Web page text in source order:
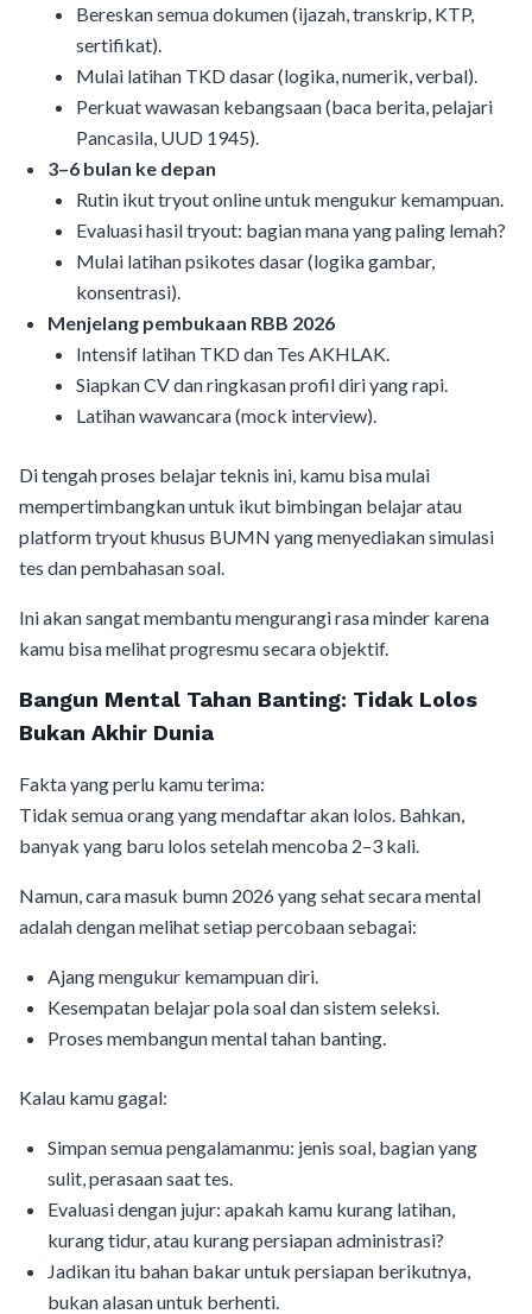
Bereskan semua dokumen (ijazah, transkrip, KTP,
sertifikat).
Mulai latihan TKD dasar (logika, numerik, verbal).
Perkuat wawasan kebangsaan (baca berita, pelajari
Pancasila, UUD 1945).
3–6 bulan ke depan
Rutin ikut tryout online untuk mengukur kemampuan.
Evaluasi hasil tryout: bagian mana yang paling lemah?
Mulai latihan psikotes dasar (logika gambar,
konsentrasi).
Menjelang pembukaan RBB 2026
Intensif latihan TKD dan Tes AKHLAK.
Siapkan CV dan ringkasan profil diri yang rapi.
Latihan wawancara (mock interview).
Di tengah proses belajar teknis ini, kamu bisa mulai
mempertimbangkan untuk ikut bimbingan belajar atau
platform tryout khusus BUMN yang menyediakan simulasi
tes dan pembahasan soal.
Ini akan sangat membantu mengurangi rasa minder karena
kamu bisa melihat progresmu secara objektif.
Bangun Mental Tahan Banting: Tidak Lolos
Bukan Akhir Dunia
Fakta yang perlu kamu terima:
Tidak semua orang yang mendaftar akan lolos. Bahkan,
banyak yang baru lolos setelah mencoba 2–3 kali.
Namun, cara masuk bumn 2026 yang sehat secara mental
adalah dengan melihat setiap percobaan sebagai:
Ajang mengukur kemampuan diri.
Kesempatan belajar pola soal dan sistem seleksi.
Proses membangun mental tahan banting.
Kalau kamu gagal:
Simpan semua pengalamanmu: jenis soal, bagian yang
sulit, perasaan saat tes.
Evaluasi dengan jujur: apakah kamu kurang latihan,
kurang tidur, atau kurang persiapan administrasi?
Jadikan itu bahan bakar untuk persiapan berikutnya,
bukan alasan untuk berhenti.